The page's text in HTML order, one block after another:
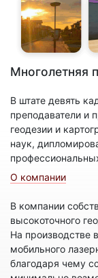
Многолетняя
В штате девять
преподаватели и
геодезии и
наук,
О компании
В компании
высокоточного
На производстве
мобильного
благодаря чему